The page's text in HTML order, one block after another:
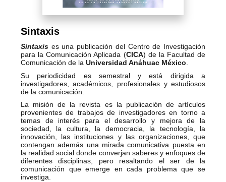
Sintaxis
Sintaxis es una publicación del Centro de Investigación
para la Comunicación Aplicada (CICA) de la Facultad de
Comunicación de la Universidad Anáhuac México
Su periodicidad es semestral y está dirigida a
investigadores, académicos, profesionales y estudiosos
de la comunicación.
La misión de la revista es la publicación de artículos
provenientes de trabajos de investigadores en torno a
temas de interés para el desarrollo y mejora de la
sociedad, la cultura, la democracia, la tecnología, la
innovación, las instituciones y las organizaciones, que
contengan además una mirada comunicativa puesta en
la realidad social donde converjan saberes y enfoques de
diferentes disciplinas, pero resaltando el ser de la
comunicación que emerge en cada problema que se
investiga.